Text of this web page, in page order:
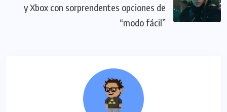
y Xbox con sorprendentes opciones de
“modo fácil”